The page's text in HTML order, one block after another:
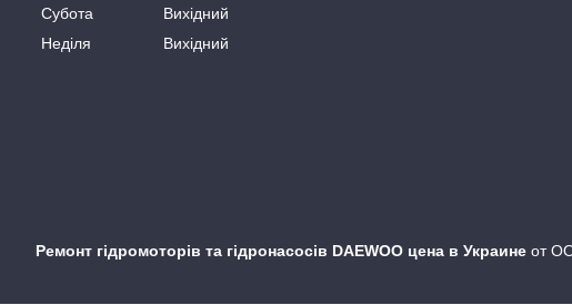
Субота
Вихідний
Неділя
Вихідний
Ремонт гідромоторів та гідронасосів DAEWOO цена в Украине от